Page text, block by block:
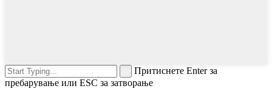
Притиснете Enter за
пребарување или ESC за затворање